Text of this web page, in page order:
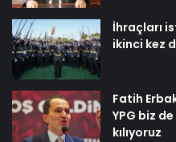
İhraçları
ikinci kez
Fatih
YPG biz
kılıyoruz